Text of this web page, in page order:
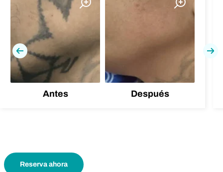
Antes Después
Previa
Reserva ahora